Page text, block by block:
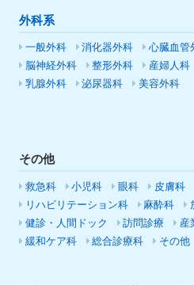
外科系
一般外科 消化器外科 心臓血管
脳神経外科
整形外科 産婦人科
乳腺外科
泌尿器科 美容外科
その他
救急科 小児科 眼科 皮膚科
リハビリテーション科
麻酔科
健診・人間ドック
訪問診療 産
緩和ケア科
総合診療科 その他